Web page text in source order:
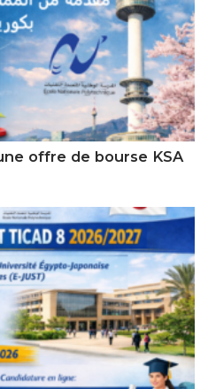
Préparatoires
Pédagogiques
assurées
post graduation
et D’éthique Universitaires
offre de bourse KSA